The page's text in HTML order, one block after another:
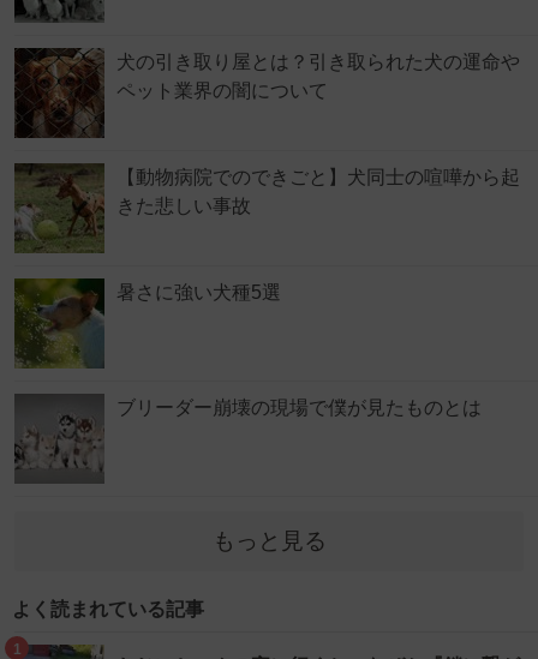
犬の引き取り屋とは？引き取られた犬の運命や
ペット業界の闇について
【動物病院でのできごと】犬同士の喧嘩から起
きた悲しい事故
暑さに強い犬種5選
ブリーダー崩壊の現場で僕が見たものとは
もっと見る
よく読まれている記事
1